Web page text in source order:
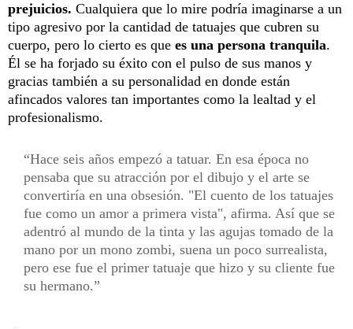
prejuicios. Cualquiera que lo mire podría imaginarse a un
tipo agresivo por la cantidad de tatuajes que cubren su
cuerpo, pero lo cierto es que es una persona tranquila.
Él se ha forjado su éxito con el pulso de sus manos y
gracias también a su personalidad en donde están
afincados valores tan importantes como la lealtad y el
profesionalismo.
Hace seis años empezó a tatuar. En esa época no
pensaba que su atracción por el dibujo y el arte se
convertiría en una obsesión. "El cuento de los tatuajes
fue como un amor a primera vista", afirma. Así que se
adentró al mundo de la tinta y las agujas tomado de la
mano por un mono zombi, suena un poco surrealista,
pero ese fue el primer tatuaje que hizo y su cliente fue
su hermano.